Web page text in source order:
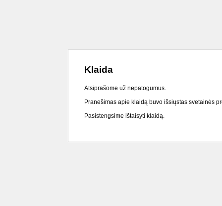
Klaida
Atsiprašome už nepatogumus.
Pranešimas apie klaidą buvo išsiųstas svetainės
Pasistengsime ištaisyti klaidą.